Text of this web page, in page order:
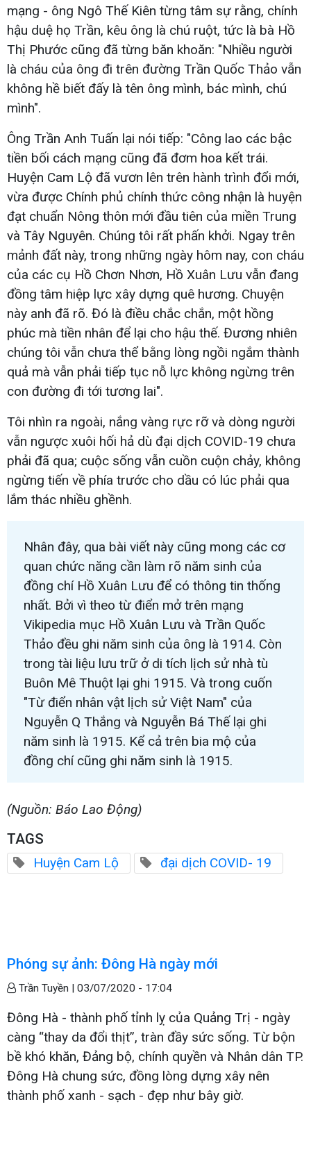
mạng - ông Ngô Thế Kiên từng tâm sự rằng, chính
hậu duệ họ Trần, kêu ông là chú ruột, tức là bà Hồ
Thị Phước cũng đã từng băn khoăn: "Nhiều người
là cháu của ông đi trên đường Trần Quốc Thảo vẫn
không hề biết đấy là tên ông mình, bác mình, chú
mình".
Ông Trần Anh Tuấn lại nói tiếp: "Công lao các bậc
tiền bối cách mạng cũng đã đơm hoa kết trái.
Huyện Cam Lộ đã vươn lên trên hành trình đổi mới,
vừa được Chính phủ chính thức công nhận là huyện
đạt chuẩn Nông thôn mới đầu tiên của miền Trung
và Tây Nguyên. Chúng tôi rất phấn khởi. Ngay trên
mảnh đất này, trong những ngày hôm nay, con cháu
của các cụ Hồ Chơn Nhơn, Hồ Xuân Lưu vẫn đang
đồng tâm hiệp lực xây dựng quê hương. Chuyện
này anh đã rõ. Đó là điều chắc chắn, một hồng
phúc mà tiền nhân để lại cho hậu thế. Đương nhiên
chúng tôi vẫn chưa thể bằng lòng ngồi ngắm thành
quả mà vẫn phải tiếp tục nỗ lực không ngừng trên
con đường đi tới tương lai".
Tôi nhìn ra ngoài, nắng vàng rực rỡ và dòng người
vẫn ngược xuôi hối hả dù đại dịch COVID-19 chưa
phải đã qua; cuộc sống vẫn cuồn cuộn chảy, không
ngừng tiến về phía trước cho dầu có lúc phải qua
lắm thác nhiều ghềnh.
Nhân đây, qua bài viết này cũng mong các cơ
quan chức năng cần làm rõ năm sinh của
đồng chí Hồ Xuân Lưu để có thông tin thống
nhất. Bởi vì theo từ điển mở trên mạng
Vikipedia mục Hồ Xuân Lưu và Trần Quốc
Thảo đều ghi năm sinh của ông là 1914. Còn
trong tài liệu lưu trữ ở di tích lịch sử nhà tù
Buôn Mê Thuột lại ghi 1915. Và trong cuốn
"Từ điển nhân vật lịch sử Việt Nam" của
Nguyễn Q Thắng và Nguyễn Bá Thế lại ghi
năm sinh là 1915. Kể cả trên bia mộ của
đồng chí cũng ghi năm sinh là 1915.
(Nguồn: Báo Lao Động)
TAGS
Huyện Cam Lộ đại dịch COVID- 19
Phóng sự ảnh: Đông Hà ngày mới
Trần Tuyền | 03/07/2020 - 17:04
Đông Hà - thành phố tỉnh lỵ của Quảng Trị - ngày
càng “thay da đổi thịt”, tràn đầy sức sống. Từ bộn
bề khó khăn, Đảng bộ, chính quyền và Nhân dân TP.
Đông Hà chung sức, đồng lòng dựng xây nên
thành phố xanh - sạch - đẹp như bây giờ.